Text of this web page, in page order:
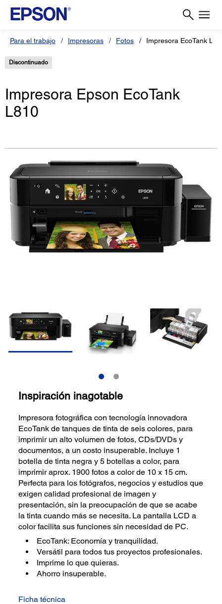
Para el trabajo Impresoras Fotos Impresora EcoTank
Discontinuado
Impresora Epson EcoTank
L810
Inspiración inagotable
Impresora fotográfica con tecnología innovadora
EcoTank de tanques de tinta de seis colores, para
imprimir un alto volumen de fotos, CDs/DVDs y
documentos, a un costo insuperable. Incluye 1
botella de tinta negra y 5 botellas a color, para
imprimir aprox. 1900 fotos a color de 10 x 15 cm.
Perfecta para los fotógrafos, negocios y estudios que
exigen calidad profesional de imagen y
presentación, sin la preocupación de que se acabe
la tinta cuando más se necesita. La pantalla LCD a
color facilita sus funciones sin necesidad de PC.
EcoTank: Economía y tranquilidad.
Versátil para todos tus proyectos profesionales.
Imprime lo que quieras.
Ahorro insuperable.
Ficha técnica